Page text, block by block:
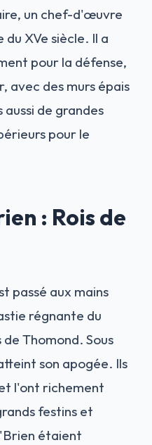
un chef-d'œuvre
XVe siècle. Il a
pour la défense,
avec des murs épais
aussi de grandes
pour le
: Rois de
passé aux mains
régnante du
Thomond. Sous
son apogée. Ils
l'ont richement
festins et
étaient